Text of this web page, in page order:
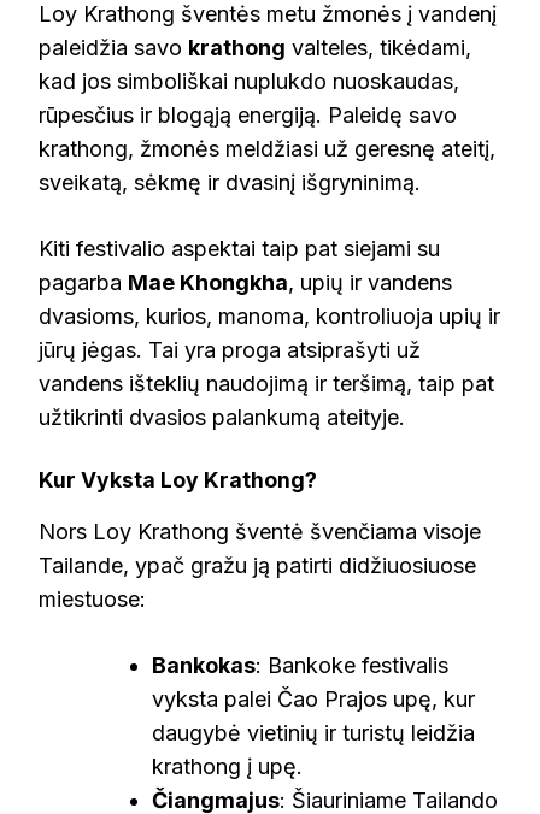
Loy Krathong šventės metu žmonės į vandenį
paleidžia savo krathong valteles, tikėdami,
kad jos simboliškai nuplukdo nuoskaudas,
rūpesčius ir blogąją energiją. Paleidę savo
krathong, žmonės meldžiasi už geresnę ateitį,
sveikatą, sėkmę ir dvasinį išgryninimą.
Kiti festivalio aspektai taip pat siejami su
pagarba Mae Khongkha, upių ir vandens
dvasioms, kurios, manoma, kontroliuoja upių ir
jūrų jėgas. Tai yra proga atsiprašyti už
vandens išteklių naudojimą ir teršimą, taip pat
užtikrinti dvasios palankumą ateityje.
Kur Vyksta Loy Krathong?
Nors Loy Krathong šventė švenčiama visoje
Tailande, ypač gražu ją patirti didžiuosiuose
miestuose:
Bankokas: Bankoke festivalis
vyksta palei Čao Prajos upę, kur
daugybė vietinių ir turistų leidžia
krathong į upę.
Čiangmajus: Šiauriniame Tailando